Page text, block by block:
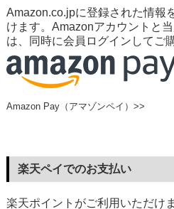
Amazon.co.jpに登録された情報
けます。Amazonアカウントと
は、同時に会員ログインしてご
Amazon Pay（アマゾンペイ）>>
楽天ペイでのお支払い
楽天ポイントがご利用いただけ